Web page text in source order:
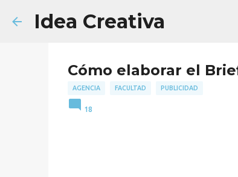
Idea Creativa
Cómo elaborar el
AGENCIA FACULTAD PUBLICIDAD
18